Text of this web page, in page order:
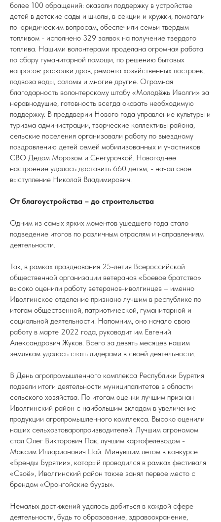
более 100 обращений: оказали поддержку в устройстве
детей в детские сады и школы, в секции и кружки, помогали
по юридическим вопросам, обеспечили семьи твердым
топливом - исполнено 329 заявок на получение твердого
топлива. Нашими волонтерами проделана огромная работа
по сбору гуманитарной помощи, по решению бытовых
вопросов: расколки дров, ремонта хозяйственных построек,
подвоза воды, соломы и многие другие. Огромная
благодарность волонтерскому штабу «Молодёжь Иволги» за
неравнодушие, готовность всегда оказать необходимую
поддержку. В преддверии Нового года управление культуры и
туризма администрации, творческие коллективы района,
сельские поселения организовали работу по выездному
поздравлению детей семей мобилизованных и участников
СВО Дедом Морозом и Снегурочкой. Новогоднее
настроение удалось доставить 660 детям, - начал свое
выступление Николай Владимирович.
От благоустройства – до строительства
Одним из самых ярких моментов ушедшего года стало
подведение итогов по различным отраслям и направлениям
деятельности.
Так, в рамках празднования 25-летия Всероссийской
общественной организации ветеранов «Боевое братство»
высоко оценили работу ветеранов-иволгинцев – именно
Иволгинское отделение признано лучшим в республике по
итогам общественной, патриотической, гуманитарной и
социальной деятельности. Напомним, оно начало свою
работу в марте 2022 года, руководит им Евгений
Александрович Жуков. Всего за девять месяцев нашим
землякам удалось стать лидерами в своей деятельности.
В День агропромышленного комплекса Республики Бурятия
подвели итоги деятельности муниципалитетов в области
сельского хозяйства. По итогам оценки лучшим признан
Иволгинский район с наибольшим вкладом в увеличение
продукции агропромышленного комплекса. Высоко оценили
наших сельхозтоваропроизводителей. Лучшим агрономом
стал Олег Викторович Пак, лучшим картофелеводом -
Максим Илларионович Цой. Минувшим летом в конкурсе
«Бренды Бурятии», который проводился в рамках фестиваля
«Своё», Иволгинский район также занял первое место с
брендом «Оронгойские буузы».
Немалых достижений удалось добиться в каждой сфере
деятельности, будь то образование, здравоохранение,